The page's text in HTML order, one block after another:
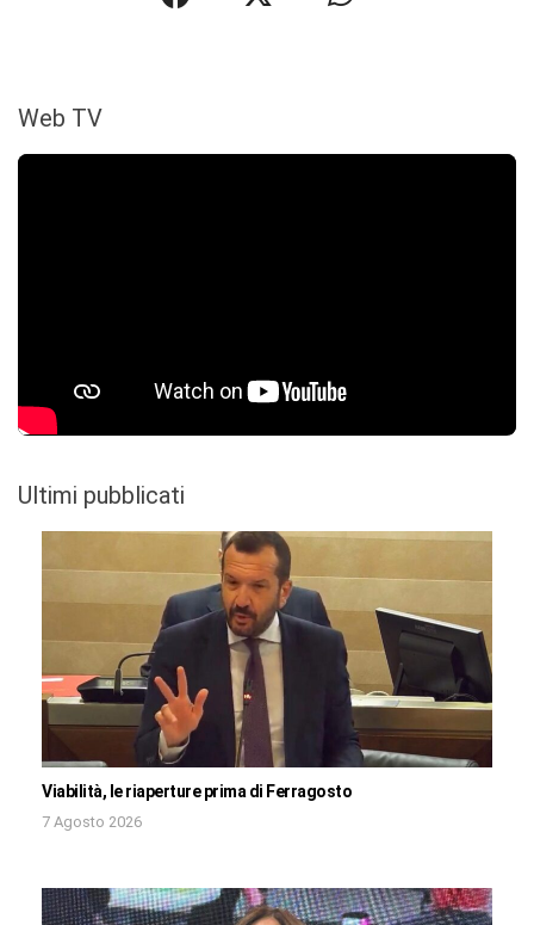
Web TV
Ultimi pubblicati
Viabilità, le riaperture prima di Ferragosto
7 Agosto 2026